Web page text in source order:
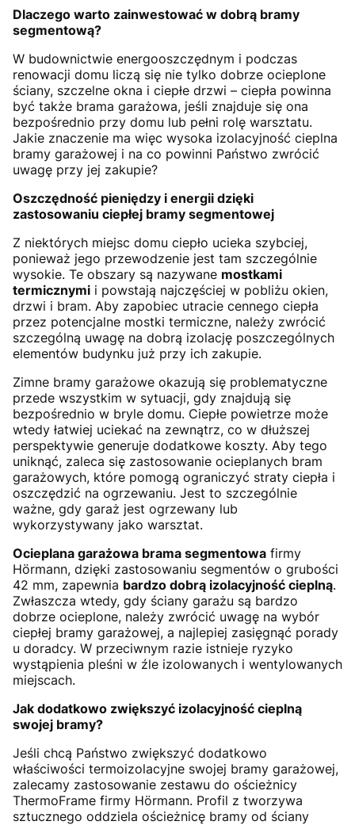
Dlaczego warto zainwestować w dobrą bramy
segmentową?
W budownictwie energooszczędnym i podczas
renowacji domu liczą się nie tylko dobrze ocieplone
ściany, szczelne okna i ciepłe drzwi – ciepła powinna
być także brama garażowa, jeśli znajduje się ona
bezpośrednio przy domu lub pełni rolę warsztatu.
Jakie znaczenie ma więc wysoka izolacyjność cieplna
bramy garażowej i na co powinni Państwo zwrócić
uwagę przy jej zakupie?
Oszczędność pieniędzy i energii dzięki
zastosowaniu ciepłej bramy segmentowej
Z niektórych miejsc domu ciepło ucieka szybciej,
ponieważ jego przewodzenie jest tam szczególnie
wysokie. Te obszary są nazywane mostkami
termicznymi i powstają najczęściej w pobliżu okien,
drzwi i bram. Aby zapobiec utracie cennego ciepła
przez potencjalne mostki termiczne, należy zwrócić
szczególną uwagę na dobrą izolację poszczególnych
elementów budynku już przy ich zakupie.
Zimne bramy garażowe okazują się problematyczne
przede wszystkim w sytuacji, gdy znajdują się
bezpośrednio w bryle domu. Ciepłe powietrze może
wtedy łatwiej uciekać na zewnątrz, co w dłuższej
perspektywie generuje dodatkowe koszty. Aby tego
uniknąć, zaleca się zastosowanie ocieplanych bram
garażowych, które pomogą ograniczyć straty ciepła i
oszczędzić na ogrzewaniu. Jest to szczególnie
ważne, gdy garaż jest ogrzewany lub
wykorzystywany jako warsztat.
Ocieplana garażowa brama segmentowa firmy
Hörmann, dzięki zastosowaniu segmentów o grubości
42 mm, zapewnia bardzo dobrą izolacyjność cieplną.
Zwłaszcza wtedy, gdy ściany garażu są bardzo
dobrze ocieplone, należy zwrócić uwagę na wybór
ciepłej bramy garażowej, a najlepiej zasięgnąć porady
u doradcy. W przeciwnym razie istnieje ryzyko
wystąpienia pleśni w źle izolowanych i wentylowanych
miejscach.
Jak dodatkowo zwiększyć izolacyjność cieplną
swojej bramy?
Jeśli chcą Państwo zwiększyć dodatkowo
właściwości termoizolacyjne swojej bramy garażowej,
zalecamy zastosowanie zestawu do ościeżnicy
ThermoFrame firmy Hörmann. Profil z tworzywa
sztucznego oddziela ościeżnicę bramy od ściany